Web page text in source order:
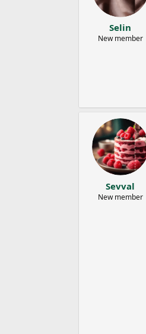
Selin
New member
Sevval
New member